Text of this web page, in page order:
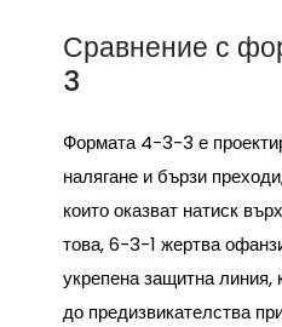
Сравнение с
3
Формата 4-3-3 е
налягане и бързи
които оказват натиск
това, 6-3-1 жертва
укрепена защитна
до предизвикателства